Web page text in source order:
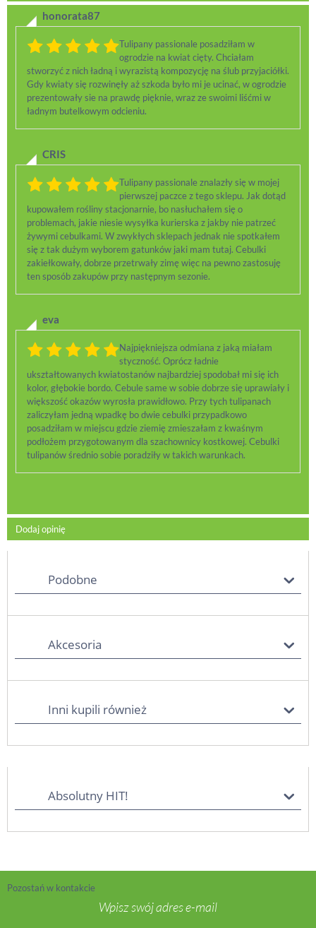
honorata87
Tulipany passionale posadziłam w
ogrodzie na kwiat cięty. Chciałam
stworzyć z nich ładną i wyrazistą kompozycję na ślub przyjaciółki.
Gdy kwiaty się rozwinęły aż szkoda było mi je ucinać, w ogrodzie
prezentowały sie na prawdę pięknie, wraz ze swoimi liśćmi w
ładnym butelkowym odcieniu.
CRIS
Tulipany passionale znalazły się w mojej
pierwszej paczce z tego sklepu. Jak dotąd
kupowałem rośliny stacjonarnie, bo nasłuchałem się o
problemach, jakie niesie wysyłka kurierska z jakby nie patrzeć
żywymi cebulkami. W zwykłych sklepach jednak nie spotkałem
się z tak dużym wyborem gatunków jaki mam tutaj. Cebulki
zakiełkowały, dobrze przetrwały zimę więc na pewno zastosuję
ten sposób zakupów przy następnym sezonie.
eva
Najpiękniejsza odmiana z jaką miałam
styczność. Oprócz ładnie
ukształtowanych kwiatostanów najbardziej spodobał mi się ich
kolor, głębokie bordo. Cebule same w sobie dobrze się uprawiały i
większość okazów wyrosła prawidłowo. Przy tych tulipanach
zaliczyłam jedną wpadkę bo dwie cebulki przypadkowo
posadziłam w miejscu gdzie ziemię zmieszałam z kwaśnym
podłożem przygotowanym dla szachownicy kostkowej. Cebulki
tulipanów średnio sobie poradziły w takich warunkach.
Dodaj opinię
Podobne
Akcesoria
Inni kupili również
Absolutny HIT!
Pozostań w kontakcie
Wpisz swój adres e-mail